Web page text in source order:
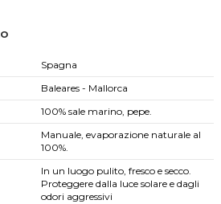
Spagna
Baleares - Mallorca
100% sale marino, pepe.
Manuale, evaporazione naturale al
100%.
In un luogo pulito, fresco e secco.
Proteggere dalla luce solare e dagli
odori aggressivi